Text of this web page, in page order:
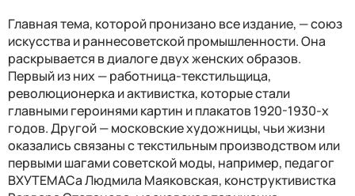
Главная тема, которой пронизано все издание, — союз
искусства и раннесоветской промышленности. Она
раскрывается в диалоге двух женских образов.
Первый из них — работница-текстильщица,
революционерка и активистка, которые стали
главными героинями картин и плакатов 1920-1930-х
годов. Другой — московские художницы, чьи жизни
оказались связаны с текстильным производством или
первыми шагами советской моды, например, педагог
ВХУТЕМАСа Людмила Маяковская, конструктивистка